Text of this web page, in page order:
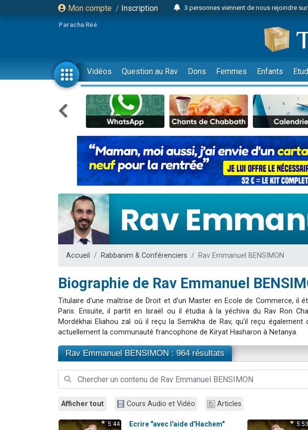
Mon compte / Inscription
3 personnes viennent de nous rejoindre
3 personnes viennent de faire un don
3 personnes viennent de faire un don
2 personnes viennent de nous rejoindre sur
13 personnes viennent de demander une
30 personnes viennent de faire un
Il reste 49 places pour étudier en
12 nouvelles musiques dans Torah-
3 personnes viennent de nous rejoindre sur
2 personnes viennent de nous rejoindre
2 nouvelles musiques dans Torah-Box
3 personnes viennent de nous rejoindre
Nouvelle émission radio : Visions de
61 personnes viennent de demander une
Il reste 49 places pour étudier en
Nathaniel vient de donner son Maasser
Paracha Réé
Vidéos Question au Rav Dons Femmes Enfants
Accueil Rabbanim & Conférenciers Rav Emmanuel BENSIMON
Biographie de Rav Emmanuel
Titulaire d'une maîtrise de Droit et d'un Master en Ecole de Commerce, il
Paris. Ensuite, il partit en Israël ou il étudia à la yéchiva du Rav Ron
Mordékhai Eliahou zal où il reçu la Semikha de Rav, qu'il reçu également
actuellement la communauté francophone de Kiryat Hasharon à Netanya.
Rav Emmanuel BENSIMON : 964 résultats
Afficher tout Cours Audio et Vidéo Articles
5:44
Ecrire "avec l'aide d'Hachem"
5:53